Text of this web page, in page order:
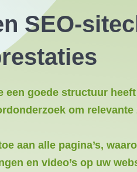
SEO-
een goede structuur
om
aan alle pagina’s,
en video’s op uw